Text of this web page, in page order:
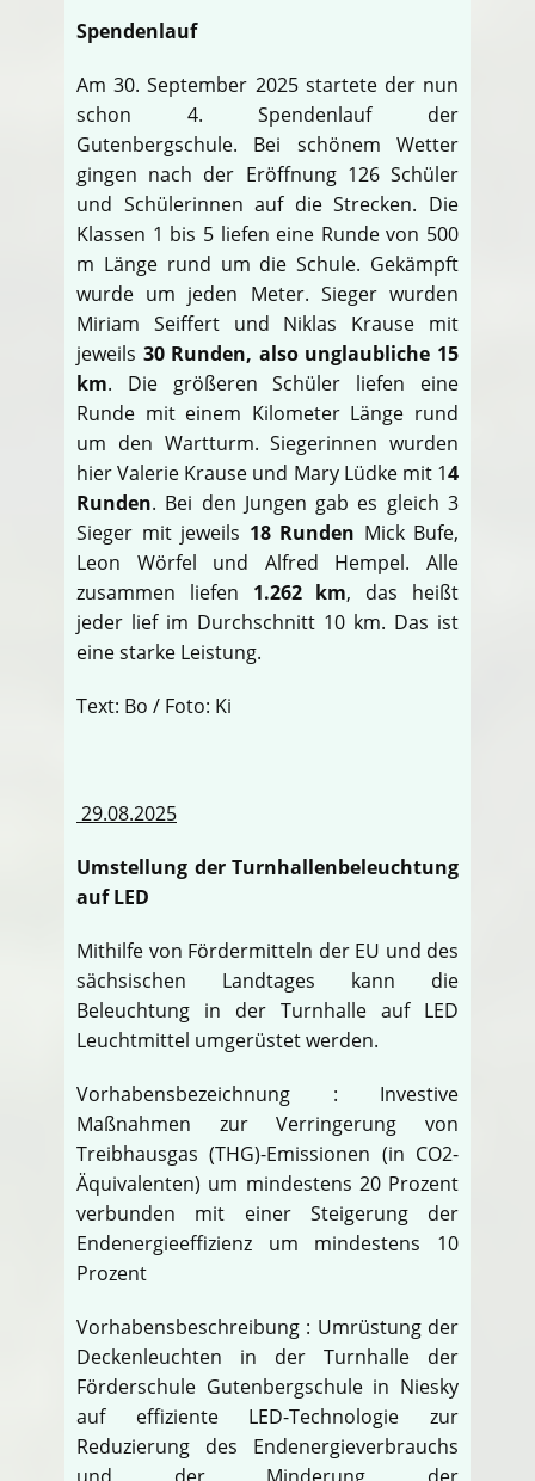
Spendenlauf
Am 30. September 2025 startete der nun
schon 4. Spendenlauf der
Gutenbergschule. Bei schönem Wetter
gingen nach der Eröffnung 126 Schüler
und Schülerinnen auf die Strecken. Die
Klassen 1 bis 5 liefen eine Runde von 500
m Länge rund um die Schule. Gekämpft
wurde um jeden Meter. Sieger wurden
Miriam Seiffert und Niklas Krause mit
jeweils 30 Runden, also unglaubliche 15
km. Die größeren Schüler liefen eine
Runde mit einem Kilometer Länge rund
um den Wartturm. Siegerinnen wurden
hier Valerie Krause und Mary Lüdke mit 14
Runden. Bei den Jungen gab es gleich 3
Sieger mit jeweils 18 Runden Mick Bufe,
Leon Wörfel und Alfred Hempel. Alle
zusammen liefen 1.262 km, das heißt
jeder lief im Durchschnitt 10 km. Das ist
eine starke Leistung.
Text: Bo / Foto: Ki
29.08.2025
Umstellung der Turnhallenbeleuchtung
auf LED
Mithilfe von Fördermitteln der EU und des
sächsischen Landtages kann die
Beleuchtung in der Turnhalle auf LED
Leuchtmittel umgerüstet werden.
Vorhabensbezeichnung : Investive
Maßnahmen zur Verringerung von
Treibhausgas (THG)-Emissionen (in CO2-
Äquivalenten) um mindestens 20 Prozent
verbunden mit einer Steigerung der
Endenergieeffizienz um mindestens 10
Prozent
Vorhabensbeschreibung : Umrüstung der
Deckenleuchten in der Turnhalle der
Förderschule Gutenbergschule in Niesky
auf effiziente LED-Technologie zur
Reduzierung des Endenergieverbrauchs